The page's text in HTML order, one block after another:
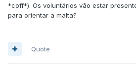
*coff*). Os voluntários vão estar
para orientar a malta?
Quote